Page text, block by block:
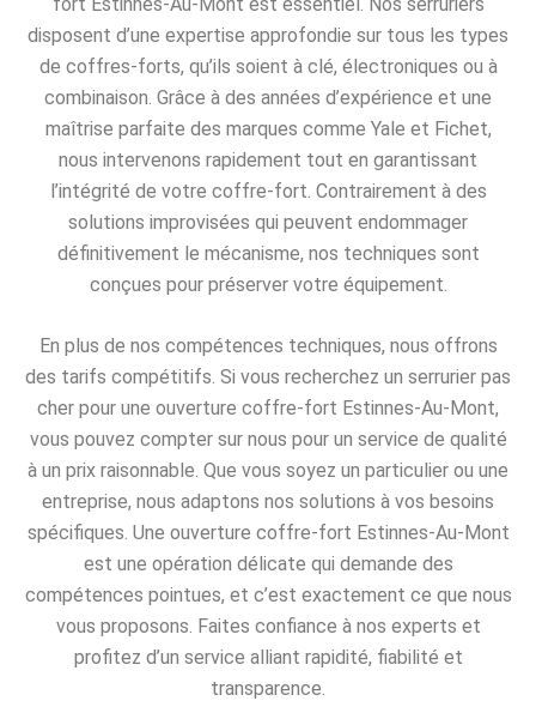
disposent d’une expertise approfondie sur tous les types
de coffres-forts, qu’ils soient à clé, électroniques ou à
combinaison. Grâce à des années d’expérience et une
maîtrise parfaite des marques comme Yale et Fichet,
nous intervenons rapidement tout en garantissant
l’intégrité de votre coffre-fort. Contrairement à des
solutions improvisées qui peuvent endommager
définitivement le mécanisme, nos techniques sont
conçues pour préserver votre équipement.
En plus de nos compétences techniques, nous offrons
des tarifs compétitifs. Si vous recherchez un serrurier pas
cher pour une ouverture coffre-fort Estinnes-Au-Mont,
vous pouvez compter sur nous pour un service de qualité
à un prix raisonnable. Que vous soyez un particulier ou une
entreprise, nous adaptons nos solutions à vos besoins
spécifiques. Une ouverture coffre-fort Estinnes-Au-Mont
est une opération délicate qui demande des
compétences pointues, et c’est exactement ce que nous
vous proposons. Faites confiance à nos experts et
profitez d’un service alliant rapidité, fiabilité et
transparence.